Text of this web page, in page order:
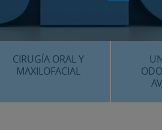
CENTRO
CIRUGÍA ORAL Y
MAXILOFACIAL